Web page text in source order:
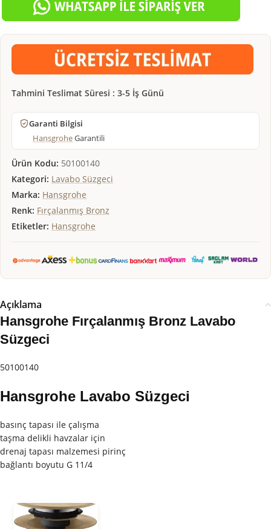
Tahmini Teslimat Süresi : 3-5 İş Günü
Garanti Bilgisi
HansgroheGarantili
Ürün Kodu: 50100140
Kategori: Lavabo Süzgeci
Marka: Hansgrohe
Renk: Fırçalanmış Bronz
Etiketler: Hansgrohe
Açıklama
Hansgrohe Fırçalanmış Bronz Lavabo
Süzgeci
50100140
Hansgrohe Lavabo Süzgeci
basınç tapası ile çalışma
taşma delikli havzalar için
drenaj tapası malzemesi pirinç
bağlantı boyutu G 11/4